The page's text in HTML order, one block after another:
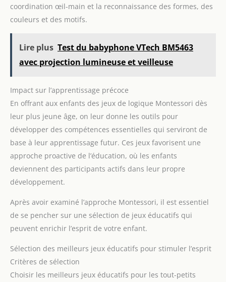
coordination œil-main et la reconnaissance des formes, des
couleurs et des motifs.
Lire plus Test du babyphone VTech BM5463
avec projection lumineuse et veilleuse
Impact sur l’apprentissage précoce
En offrant aux enfants des jeux de logique Montessori dès
leur plus jeune âge, on leur donne les outils pour
développer des compétences essentielles qui serviront de
base à leur apprentissage futur. Ces jeux favorisent une
approche proactive de l’éducation, où les enfants
deviennent des participants actifs dans leur propre
développement.
Après avoir examiné l’approche Montessori, il est essentiel
de se pencher sur une sélection de jeux éducatifs qui
peuvent enrichir l’esprit de votre enfant.
Sélection des meilleurs jeux éducatifs pour stimuler l’esprit
Critères de sélection
Choisir les meilleurs jeux éducatifs pour les tout-petits